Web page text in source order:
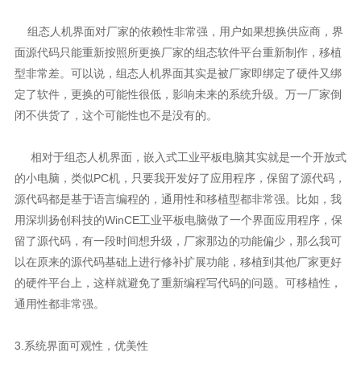
组态人机界面对厂家的依赖性非常强，用户如果想换供应商，界
面源代码只能重新按照所更换厂家的组态软件平台重新制作，移植
型非常差。可以说，组态人机界面其实是被厂家即绑定了硬件又绑
定了软件，更换的可能性很低，影响未来的系统升级。万一厂家倒
闭不供货了，这个可能性也不是没有的。
相对于组态人机界面，嵌入式工业平板电脑其实就是一个开放式
的小电脑，类似PC机，只要我开发好了应用程序，保留了源代码，
源代码都是基于语言编程的，通用性和移植型都非常强。比如，我
用深圳扬创科技的WinCE工业平板电脑做了一个界面应用程序，保
留了源代码，有一段时间想升级，厂家那边的功能偏少，那么我可
以在原来的源代码基础上进行修补扩展功能，移植到其他厂家更好
的硬件平台上，这样就避免了重新编程写代码的问题。可移植性，
通用性都非常强。
3.系统界面可观性，优美性